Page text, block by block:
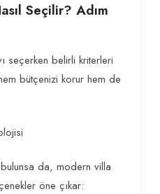
Seçilir? Adım
seçerken belirli kriterleri
bütçenizi korur hem de
da, modern villa
öne çıkar: